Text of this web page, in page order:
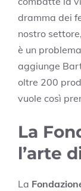
dramma dei
nostro
è un
aggiunge
oltre 200
vuole così
La
l’arte
La